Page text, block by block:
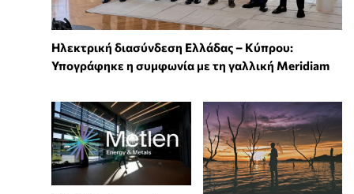
Ηλεκτρική διασύνδεση Ελλάδας – Κύπρου:
Υπογράφηκε η συμφωνία με τη γαλλική Meridiam